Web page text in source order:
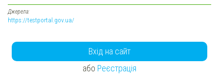
Джерела:
https://testportal.gov.ua/
Вхід на сайт
або Реєстрація